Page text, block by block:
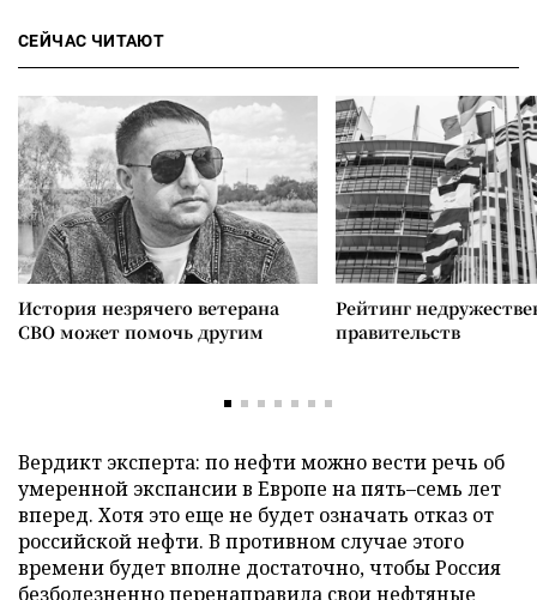
СЕЙЧАС ЧИТАЮТ
История незрячего ветерана
СВО может помочь другим
Рейтинг
правительств
Вердикт эксперта: по нефти можно вести речь об
умеренной экспансии в Европе на пять–семь лет
вперед. Хотя это еще не будет означать отказ от
российской нефти. В противном случае этого
времени будет вполне достаточно, чтобы Россия
безболезненно перенаправила свои нефтяные